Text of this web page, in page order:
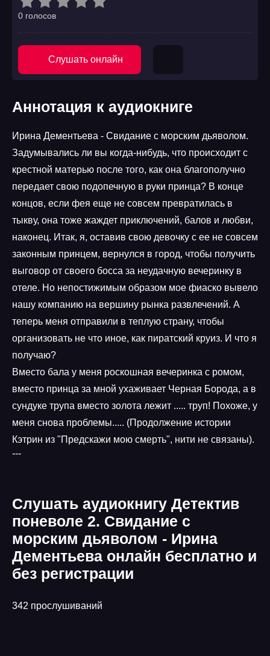
0 голосов
Слушать онлайн
Аннотация к аудиокниге
Ирина Дементьева - Свидание с морским дьяволом.
Задумывались ли вы когда-нибудь, что происходит с
крестной матерью после того, как она благополучно
передает свою подопечную в руки принца? В конце
концов, если фея еще не совсем превратилась в
тыкву, она тоже жаждет приключений, балов и любви,
наконец. Итак, я, оставив свою девочку с ее не совсем
законным принцем, вернулся в город, чтобы получить
выговор от своего босса за неудачную вечеринку в
отеле. Но непостижимым образом мое фиаско вывело
нашу компанию на вершину рынка развлечений. А
теперь меня отправили в теплую страну, чтобы
организовать не что иное, как пиратский круиз. И что я
получаю?
Вместо бала у меня роскошная вечеринка с ромом,
вместо принца за мной ухаживает Черная Борода, а в
сундуке трупа вместо золота лежит ..... труп! Похоже, у
меня снова проблемы..... (Продолжение истории
Кэтрин из "Предскажи мою смерть", нити не связаны).
---
Слушать аудиокнигу Детектив
поневоле 2. Свидание с
морским дьяволом - Ирина
Дементьева онлайн бесплатно и
без регистрации
342 прослушиваний